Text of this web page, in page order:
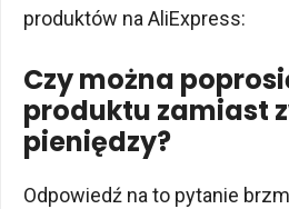
produktów na AliExpress:
Czy można
produktu zamiast
pieniędzy?
Odpowiedź na to pytanie